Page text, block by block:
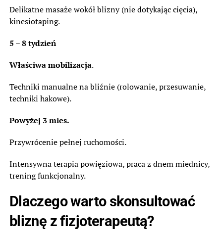
Delikatne masaże wokół blizny (nie dotykając cięcia),
kinesiotaping.
5 – 8 tydzień
Właściwa mobilizacja.
Techniki manualne na bliźnie (rolowanie, przesuwanie,
techniki hakowe).
Powyżej 3 mies.
Przywrócenie pełnej ruchomości.
Intensywna terapia powięziowa, praca z dnem miednicy,
trening funkcjonalny.
Dlaczego warto skonsultować
bliznę z fizjoterapeutą?